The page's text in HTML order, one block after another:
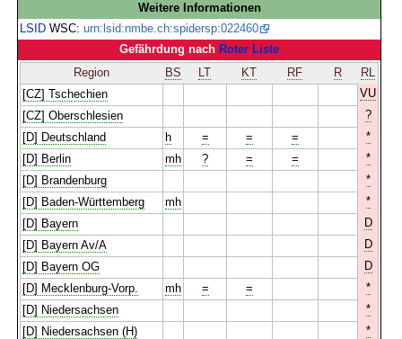
Weitere Informationen
LSID WSC:urn:lsid:nmbe.ch:spidersp:022460
Gefährdung nach Roter Liste
Region
BS LT KT RF R
RL
[CZ] Tschechien
VU
[CZ] Oberschlesien
?
[D] Deutschland
h = = =
*
[D] Berlin
mh ? = =
*
[D] Brandenburg
*
[D] Baden-Württemberg
mh
*
[D] Bayern
D
[D] Bayern Av/A
D
[D] Bayern OG
D
[D] Mecklenburg-Vorp.
mh = =
*
[D] Niedersachsen
*
[D] Niedersachsen (H)
*